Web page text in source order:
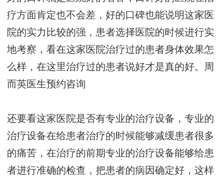
疗方面肯定也不会差，好的口碑也能说明这家医
院的实力比较的强，患者选择医院的时候进行实
地考察，看在这家医院治疗过的患者身体效果怎
么样，在这里治疗过的患者说好才是真的好。 周
而英医生预约咨询
还要看这家医院是否有专业的治疗设备，专业的
治疗设备在给患者治疗的时候能够减缓患者很多
的痛苦，在治疗的前期专业的治疗设备能够给患
者进行准确的检查，把患者的病因确定好，这样